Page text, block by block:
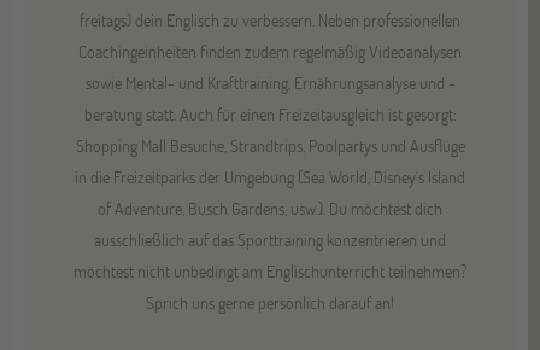
freitags) dein Englisch zu verbessern. Neben professionellen
Coachingeinheiten finden zudem regelmäßig Videoanalysen
sowie Mental- und Krafttraining, Ernährungsanalyse und -
beratung statt. Auch für einen Freizeitausgleich ist gesorgt:
Shopping Mall Besuche, Strandtrips, Poolpartys und Ausflüge
in die Freizeitparks der Umgebung (Sea World, Disney’s Island
of Adventure, Busch Gardens, usw.). Du möchtest dich
ausschließlich auf das Sporttraining konzentrieren und
möchtest nicht unbedingt am Englischunterricht teilnehmen?
Sprich uns gerne persönlich darauf an!